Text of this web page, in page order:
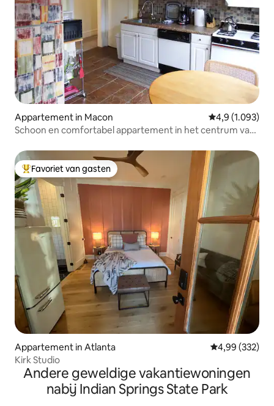
Appartement in Macon Gemiddelde
4,9 (1.093)
Schoon en comfortabel appartement in het centrum van
Topfavoriet van gasten
Favoriet van gasten
Appartement in Atlanta Gemiddelde
4,99 (332)
Kirk Studio
Andere geweldige vakantiewoningen
nabij Indian Springs State Park